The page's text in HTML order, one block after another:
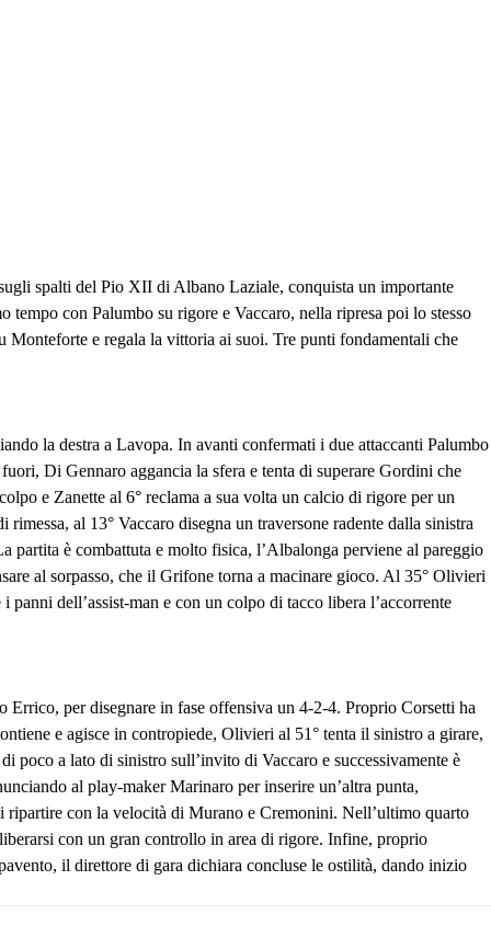
spalti del Pio XII di Albano Laziale, conquista un importante
con Palumbo su rigore e Vaccaro, nella ripresa poi lo stesso
Monteforte e regala la vittoria ai suoi. Tre punti fondamentali che
la destra a Lavopa. In avanti confermati i due attaccanti Palumbo
Di Gennaro aggancia la sfera e tenta di superare Gordini che
e Zanette al 6° reclama a sua volta un calcio di rigore per un
al 13° Vaccaro disegna un traversone radente dalla sinistra
partita è combattuta e molto fisica, l’Albalonga perviene al pareggio
al sorpasso, che il Grifone torna a macinare gioco. Al 35° Olivieri
dell’assist-man e con un colpo di tacco libera l’accorrente
Errico, per disegnare in fase offensiva un 4-2-4. Proprio Corsetti ha
e agisce in contropiede, Olivieri al 51° tenta il sinistro a girare,
poco a lato di sinistro sull’invito di Vaccaro e successivamente è
al play-maker Marinaro per inserire un’altra punta,
con la velocità di Murano e Cremonini. Nell’ultimo quarto
con un gran controllo in area di rigore. Infine, proprio
il direttore di gara dichiara concluse le ostilità, dando inizio